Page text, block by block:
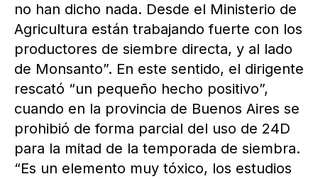
no han dicho nada. Desde el Ministerio de
Agricultura están trabajando fuerte con los
productores de siembre directa, y al lado
de Monsanto”. En este sentido, el dirigente
rescató “un pequeño hecho positivo”,
cuando en la provincia de Buenos Aires se
prohibió de forma parcial del uso de 24D
para la mitad de la temporada de siembra.
“Es un elemento muy tóxico, los estudios